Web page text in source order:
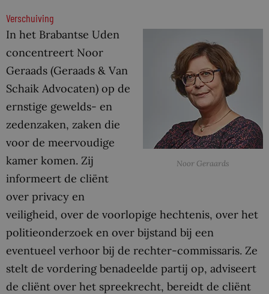
Verschuiving
Noor Geraards
In het Brabantse Uden
concentreert Noor
Geraads (Geraads & Van
Schaik Advocaten) op de
ernstige gewelds- en
zedenzaken, zaken die
voor de meervoudige
kamer komen. Zij
informeert de cliënt
over privacy en
veiligheid, over de voorlopige hechtenis, over het
politieonderzoek en over bijstand bij een
eventueel verhoor bij de rechter-commissaris. Ze
stelt de vordering benadeelde partij op, adviseert
de cliënt over het spreekrecht, bereidt de cliënt